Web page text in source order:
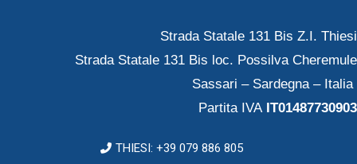
Strada Statale 131 Bis Z.I. Thiesi
Strada Statale 131 Bis loc. Possilva Cheremule
Sassari – Sardegna – Italia
Partita IVA IT01487730903
THIESI: +39 079 886 805